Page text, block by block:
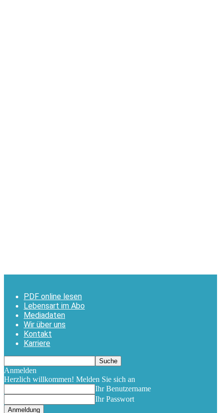
PDF online lesen
Lebensart im Abo
Mediadaten
Wir über uns
Kontakt
Karriere
Anmelden
Herzlich willkommen! Melden Sie sich an
Ihr Benutzername
Ihr Passwort